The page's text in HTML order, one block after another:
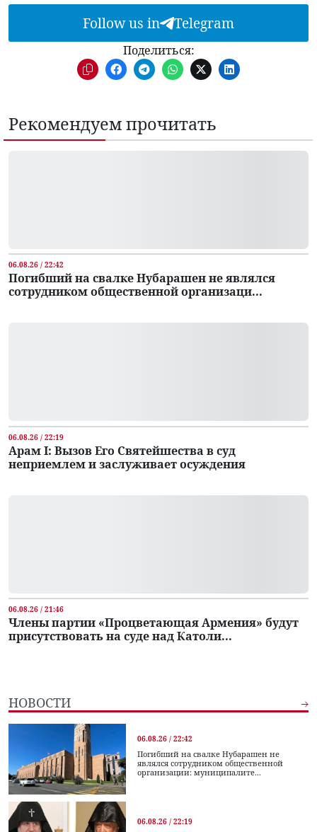
Follow us in Telegram
Поделиться:
Рекомендуем прочитать
06.08.26 / 22:42
Погибший на свалке Нубарашен не являлся
сотрудником общественной организаци...
06.08.26 / 22:19
Арам I: Вызов Его Святейшества в суд
неприемлем и заслуживает осуждения
06.08.26 / 21:46
Члены партии «Процветающая Армения» будут
присутствовать на суде над Католи...
НОВОСТИ
06.08.26 / 22:42
Погибший на свалке Нубарашен не
являлся сотрудником общественной
организации: муниципалите...
06.08.26 / 22:19